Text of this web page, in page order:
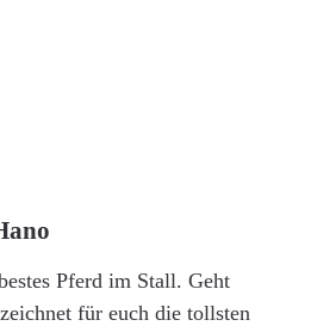
Pferd im Stall. Geht
für euch die tollsten